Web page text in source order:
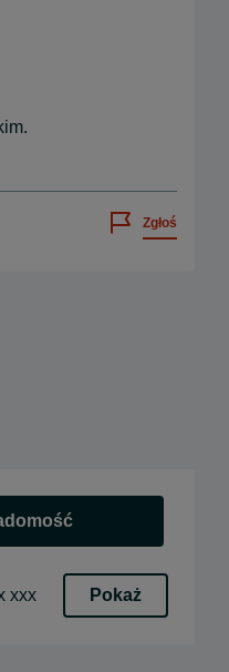
Zgłoś
xxx Pokaż